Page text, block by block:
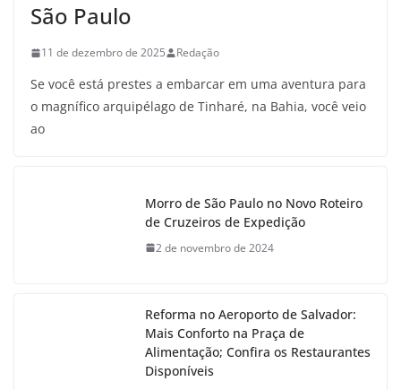
São Paulo
11 de dezembro de 2025 Redação
Se você está prestes a embarcar em uma aventura para
o magnífico arquipélago de Tinharé, na Bahia, você veio
ao
Morro de São Paulo no Novo Roteiro
de Cruzeiros de Expedição
2 de novembro de 2024
Reforma no Aeroporto de Salvador:
Mais Conforto na Praça de
Alimentação; Confira os Restaurantes
Disponíveis